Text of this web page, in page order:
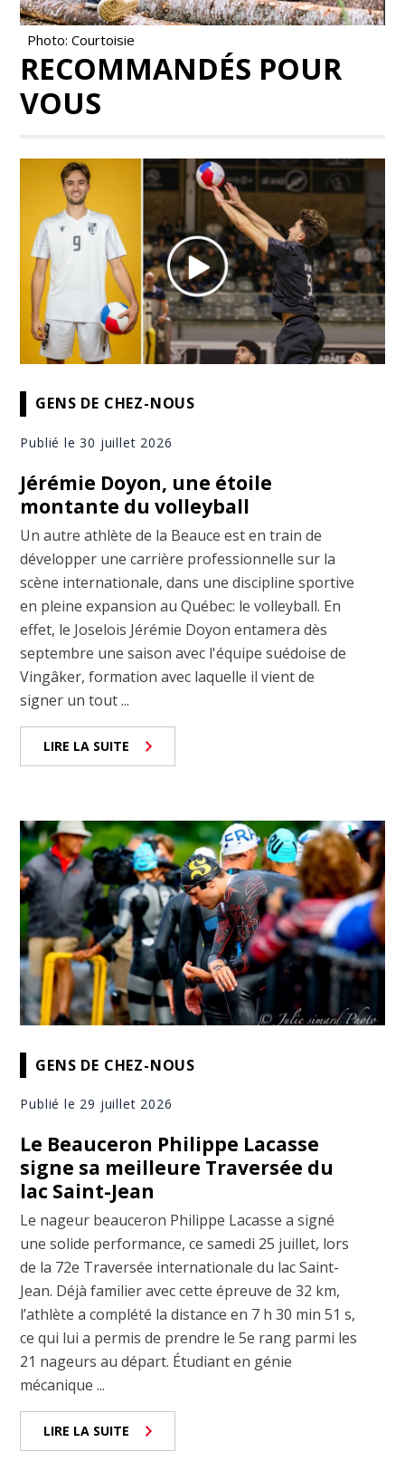
Photo: Courtoisie
RECOMMANDÉS POUR
VOUS
GENS DE CHEZ-NOUS
Publié le 30 juillet 2026
Jérémie Doyon, une étoile
montante du volleyball
Un autre athlète de la Beauce est en train de
développer une carrière professionnelle sur la
scène internationale, dans une discipline sportive
en pleine expansion au Québec: le volleyball. En
effet, le Joselois Jérémie Doyon entamera dès
septembre une saison avec l'équipe suédoise de
Vingâker, formation avec laquelle il vient de
signer un tout ...
LIRE LA SUITE
GENS DE CHEZ-NOUS
Publié le 29 juillet 2026
Le Beauceron Philippe Lacasse
signe sa meilleure Traversée du
lac Saint-Jean
Le nageur beauceron Philippe Lacasse a signé
une solide performance, ce samedi 25 juillet, lors
de la 72e Traversée internationale du lac Saint-
Jean. Déjà familier avec cette épreuve de 32 km,
l’athlète a complété la distance en 7 h 30 min 51 s,
ce qui lui a permis de prendre le 5e rang parmi les
21 nageurs au départ. Étudiant en génie
mécanique ...
LIRE LA SUITE